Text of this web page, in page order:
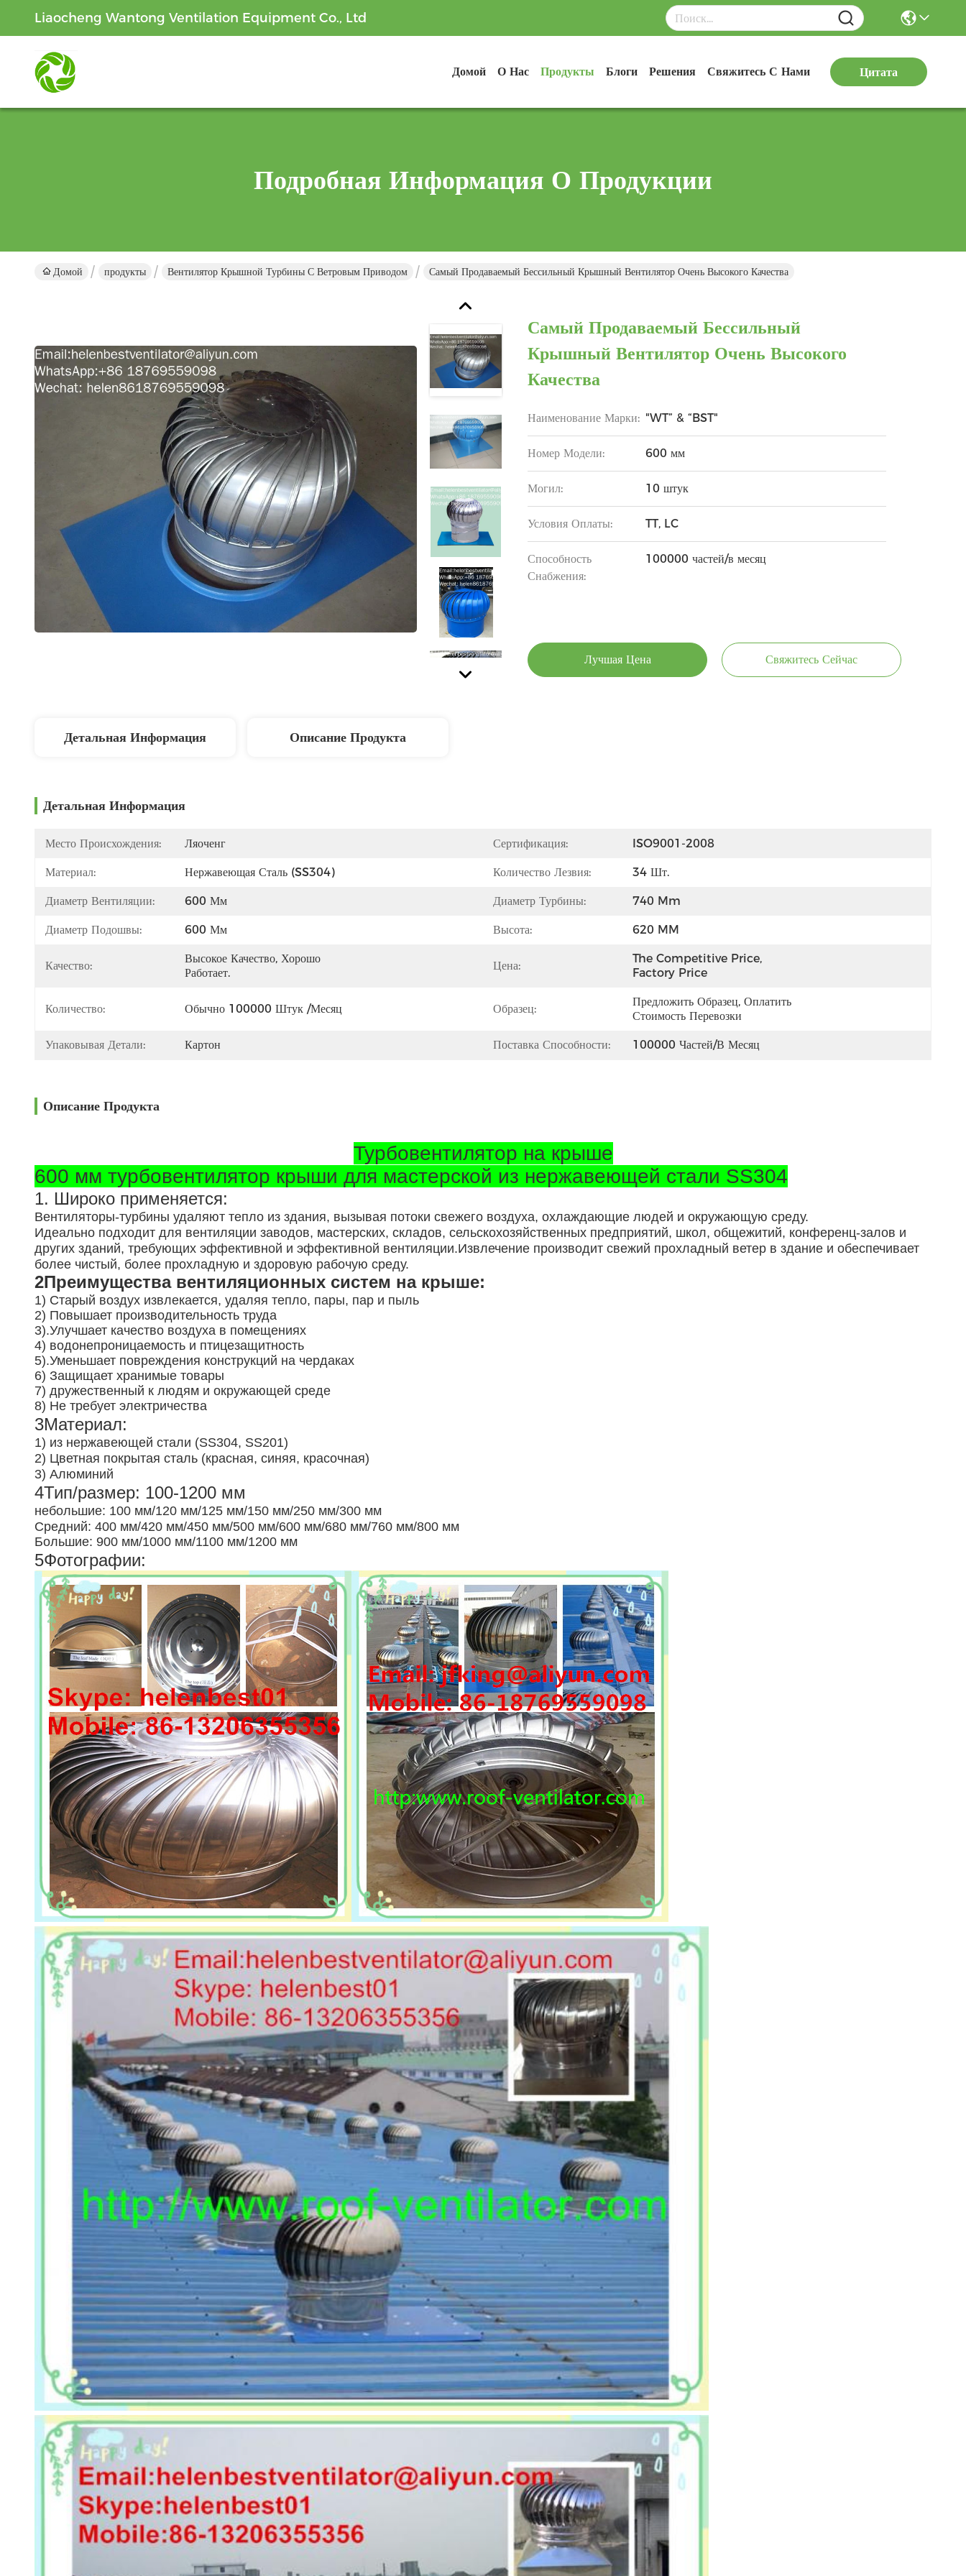
Liaocheng Wantong Ventilation Equipment Co., Ltd
Домой О Нас Продукты Блоги Решения Свяжитесь С Нами Цитата
Подробная Информация О Продукции
Домой продукты Вентилятор Крышной Турбины С Ветровым Приводом Самый Продаваемый Бессильный Крышный Вентилятор Очень Высокого Качества
Самый Продаваемый Бессильный
Крышный Вентилятор Очень Высокого
Качества
Наименование Марки: "WT” & “BST"
Номер Модели: 600 мм
Могил: 10 штук
Условия Оплаты: TT, LC
Способность
Снабжения:
100000 частей/в месяц
Лучшая Цена Свяжитесь Сейчас
Детальная Информация Описание Продукта
Детальная Информация
Место Происхождения: Ляоченг Сертификация: ISO9001-2008
Материал: Нержавеющая Сталь (SS304) Количество Лезвия: 34 Шт.
Диаметр Вентиляции: 600 Мм Диаметр Турбины: 740 Mm
Диаметр Подошвы: 600 Мм Высота: 620 MM
Качество:
Высокое Качество, Хорошо
Работает.
Цена:
The Competitive Price,
Factory Price
Количество: Обычно 100000 Штук /месяц Образец:
Предложить Образец, Оплатить
Стоимость Перевозки
Упаковывая Детали: Картон Поставка Способности: 100000 Частей/в Месяц
Описание Продукта
Турбовентилятор на крыше
600 мм турбовентилятор крыши для мастерской из нержавеющей стали SS304
1. Широко применяется:
Вентиляторы-турбины удаляют тепло из здания, вызывая потоки свежего воздуха, охлаждающие людей и окружающую среду.
Идеально подходит для вентиляции заводов, мастерских, складов, сельскохозяйственных предприятий, школ, общежитий, конференц-залов и
других зданий, требующих эффективной и эффективной вентиляции.Извлечение производит свежий прохладный ветер в здание и обеспечивает
более чистый, более прохладную и здоровую рабочую среду.
2Преимущества вентиляционных систем на крыше:
1) Старый воздух извлекается, удаляя тепло, пары, пар и пыль
2) Повышает производительность труда
3).Улучшает качество воздуха в помещениях
4) водонепроницаемость и птицезащитность
5).Уменьшает повреждения конструкций на чердаках
6) Защищает хранимые товары
7) дружественный к людям и окружающей среде
8) Не требует электричества
3Материал:
1) из нержавеющей стали (SS304, SS201)
2) Цветная покрытая сталь (красная, синяя, красочная)
3) Алюминий
4Тип/размер: 100-1200 мм
небольшие: 100 мм/120 мм/125 мм/150 мм/250 мм/300 мм
Средний: 400 мм/420 мм/450 мм/500 мм/600 мм/680 мм/760 мм/800 мм
Большие: 900 мм/1000 мм/1100 мм/1200 мм
5Фотографии: